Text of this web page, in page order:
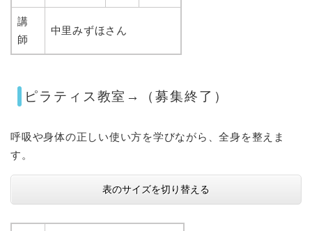
講
師
中里みずほさん
ピラティス教室→（募集終了）
呼吸や身体の正しい使い方を学びながら、全身を整えま
す。
表のサイズを切り替える